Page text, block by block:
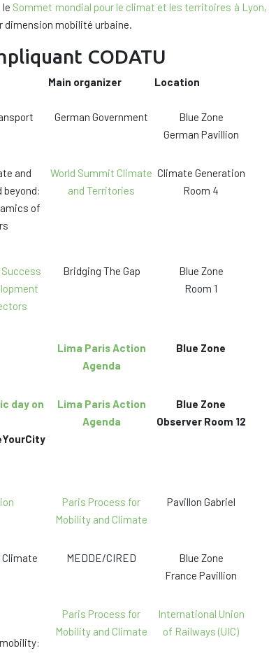
le Sommet mondial pour le climat et les territoires à Lyon,
dimension mobilité urbaine.
CODATU
Main organizer Location
German Government
Blue Zone
German Pavillion
and
beyond:
of
World Summit Climate
and Territories
Climate Generation
Room 4
Bridging The Gap
Blue Zone
Room 1
Lima Paris Action
Agenda
Blue Zone
day on
Lima Paris Action
Agenda
Blue Zone
Observer Room 12
Paris Process for
Mobility and Climate
Pavillon Gabriel
Climate
MEDDE/CIRED
Blue Zone
France Pavillion
Paris Process for
Mobility and Climate
International Union
of Railways (UIC)